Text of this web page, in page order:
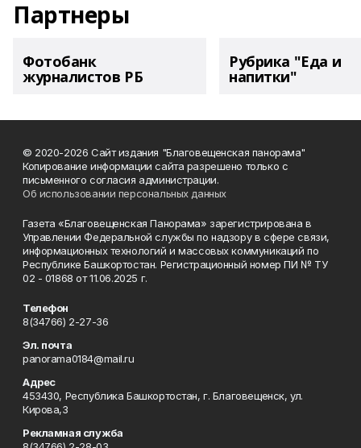
Партнеры
Фотобанк
журналистов РБ
Рубрика "Еда и
напитки"
© 2020-2026 Сайт издания "Благовещенская панорама"
Копирование информации сайта разрешено только с
письменного согласия администрации.
Об использовании персональных данных
Газета «Благовещенская Панорама» зарегистрирована в
Управлении Федеральной службы по надзору в сфере связи,
информационных технологий и массовых коммуникаций по
Республике Башкортостан. Регистрационный номер ПИ № ТУ
02 - 01868 от 11.06.2025 г.
Телефон
8(34766) 2-27-36
Эл. почта
panorama0184@mail.ru
Адрес
453430, Республика Башкортостан, г. Благовещенск, ул.
Кирова,3
Рекламная служба